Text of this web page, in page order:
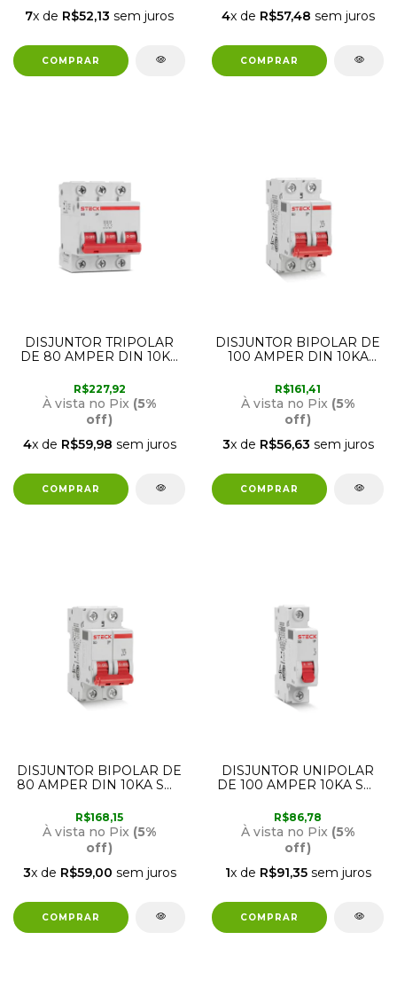
7x de R$52,13 sem juros
4x de R$57,48 sem juros
DISJUNTOR TRIPOLAR
DE 80 AMPER DIN 10KA
R$227,92
À vista no Pix (5%
off)
4x de R$59,98 sem juros
DISJUNTOR BIPOLAR DE
100 AMPER DIN 10KA
R$161,41
À vista no Pix (5%
off)
3x de R$56,63 sem juros
DISJUNTOR BIPOLAR DE
80 AMPER DIN 10KA SD2
R$168,15
À vista no Pix (5%
off)
3x de R$59,00 sem juros
DISJUNTOR UNIPOLAR
DE 100 AMPER 10KA SD1
R$86,78
À vista no Pix (5%
off)
1x de R$91,35sem juros